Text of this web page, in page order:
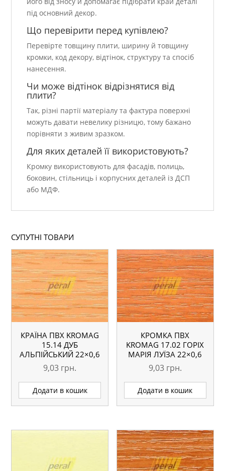
під основний декор.
Що перевірити перед купівлею?
Перевірте товщину плити, ширину й товщину
кромки, код декору, відтінок, структуру та спосіб
нанесення.
Чи може відтінок відрізнятися від
плити?
Так, різні партії матеріалу та фактура поверхні
можуть давати невелику різницю, тому бажано
порівняти з живим зразком.
Для яких деталей її використовують?
Кромку використовують для фасадів, полиць,
боковин, стільниць і корпусних деталей із ДСП
або МДФ.
СУПУТНІ ТОВАРИ
КРАЇНА ПВХ KROMAG
15.14 ДУБ
АЛЬПІЙСЬКИЙ 22×0,6
ММ
9,03 грн.
Додати в кошик
КРОМКА ПВХ
KROMAG 17.02 ГОРІХ
МАРІЯ ЛУЇЗА 22×0,6
ММ
9,03 грн.
Додати в кошик